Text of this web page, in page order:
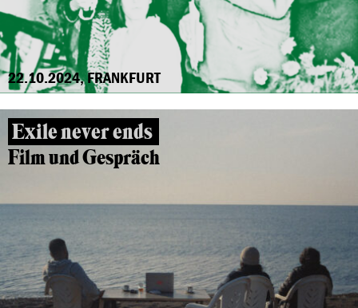
22.10.2024, FRANKFURT
Exile never ends
Film und Gespräch